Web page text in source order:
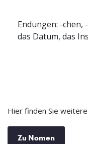
Chemische
Eisen
Hier finden Sie
Zu Nomen